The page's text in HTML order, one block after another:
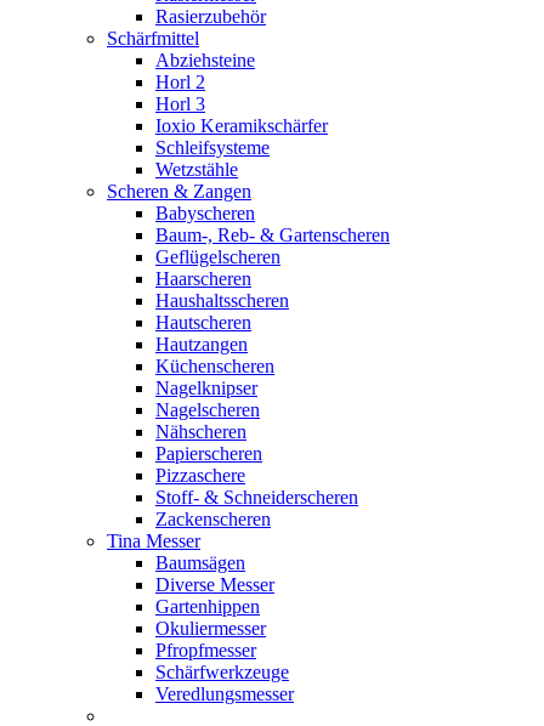
Rasierzubehör
Schärfmittel
Abziehsteine
Horl 2
Horl 3
Ioxio Keramikschärfer
Schleifsysteme
Wetzstähle
Scheren & Zangen
Babyscheren
Baum-, Reb- & Gartenscheren
Geflügelscheren
Haarscheren
Haushaltsscheren
Hautscheren
Hautzangen
Küchenscheren
Nagelknipser
Nagelscheren
Nähscheren
Papierscheren
Pizzaschere
Stoff- & Schneiderscheren
Zackenscheren
Tina Messer
Baumsägen
Diverse Messer
Gartenhippen
Okuliermesser
Pfropfmesser
Schärfwerkzeuge
Veredlungsmesser